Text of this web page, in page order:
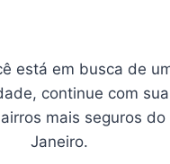
está em busca de
continue com
mais seguros do
Janeiro.